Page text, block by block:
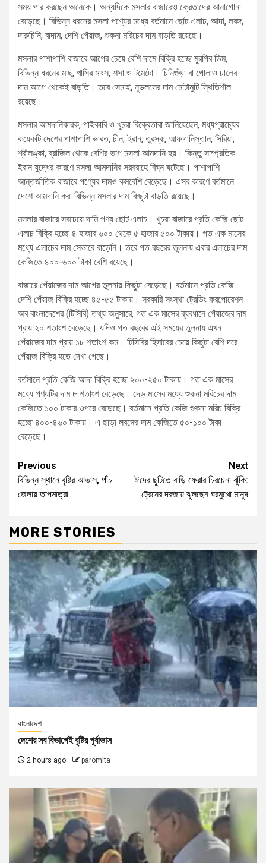
সময় পার করছেন অনেকে। অন্যদিকে মসলার বাজারেও ক্রেতাদের আনাগোনা
বেড়েছে। বিভিন্ন ধরনের মসলা পণ্যের মধ্যে বর্তমানে ছোট এলাচ, আদা, লবঙ্গ,
দারুচিনি, বাদাম, দেশি পেঁয়াজ, শুকনা মরিচের দাম বাড়তি রয়েছে।
মসলার পাশাপাশি বাজারে আগের চেয়ে বেশি দামে বিক্রি হচ্ছে মুরগির ডিম,
বিভিন্ন ধরনের মাছ, খাসির মাংস, শসা ও টমেটো। চিনিগুঁড়া বা পোলাও চালের
দাম আগে থেকেই বাড়তি। তবে সেমাই, নুডলসের দাম মোটামুটি স্থিতিশীল
রয়েছে।
মসলার আমদানিকারক, পাইকারি ও খুচরা বিক্রেতারা জানিয়েছেন, মধ্যপ্রাচ্যের
কয়েকটি দেশের পাশাপাশি ভারত, চীন, ইরান, তুরস্ক, আফগানিস্তান, সিরিয়া,
শ্রীলঙ্কা, ব্রাজিল থেকে বেশির ভাগ মসলা আমদানি হয়। কিন্তু সাম্প্রতিক
ইরান যুদ্ধের কারণে মসলা আমদানির সরবরাহে বিঘ্ন ঘটেছে। পাশাপাশি
আন্তর্জাতিক বাজারে পণ্যের দামও কমবেশি বেড়েছে। এসব কারণে বর্তমানে
দেশে আমদানি করা বিভিন্ন মসলার দাম কিছুটা বাড়তি রয়েছে।
মসলার বাজারে সবচেয়ে দামি পণ্য ছোট এলাচ। খুচরা বাজারে প্রতি কেজি ছোট
এলাচ বিক্রি হচ্ছে ৪ হাজার ৬০০ থেকে ৫ হাজার ৫০০ টাকায়। গত এক মাসের
মধ্যে এলাচের দাম সেভাবে বাড়েনি। তবে গত বছরের তুলনায় এবার এলাচের দাম
কেজিতে ৪০০-৬০০ টাকা বেশি রয়েছে।
বাজারে পেঁয়াজের দাম আগের তুলনায় কিছুটা বেড়েছে। বর্তমানে প্রতি কেজি
দেশি পেঁয়াজ বিক্রি হচ্ছে ৪৫-৫৫ টাকায়। সরকারি সংস্থা ট্রেডিং করপোরেশন
অব বাংলাদেশের (টিসিবি) তথ্য অনুসারে, গত এক মাসের ব্যবধানে পেঁয়াজের দাম
প্রায় ২০ শতাংশ বেড়েছে। যদিও গত বছরের এই সময়ের তুলনায় এখন
পেঁয়াজের দাম প্রায় ১৮ শতাংশ কম। টিসিবির হিসাবের চেয়ে কিছুটা বেশি দরে
পেঁয়াজ বিক্রি হতে দেখা গেছে।
বর্তমানে প্রতি কেজি আদা বিক্রি হচ্ছে ২০০-২৫০ টাকায়। গত এক মাসের
মধ্যে পণ্যটির দাম ৮ শতাংশ বেড়েছে। দেড় মাসের মধ্যে শুকনা মরিচের দাম
কেজিতে ১০০ টাকার ওপরে বেড়েছে। বর্তমানে প্রতি কেজি শুকনা মরিচ বিক্রি
হচ্ছে ৪০০-৪৬০ টাকায়। এ ছাড়া লবঙ্গের দাম কেজিতে ৫০-১০০ টাকা
বেড়েছে।
Previous
বিভিন্ন স্থানে বৃষ্টির আভাস, পাঁচ
জেলায় তাপমাত্রা
Next
ঈদের ছুটিতে বাড়ি ফেরার চিরচেনা ঝুঁকি:
ট্রেনের দরজায় ঝুলছেন ঘরমুখো মানুষ
MORE STORIES
বাংলাদেশ
দেশের সব বিভাগেই বৃষ্টির পূর্বাভাস
2 hours ago paromita